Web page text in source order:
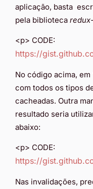
aplicação, basta
pela biblioteca
<p> CODE:
https://
No código acima, em
com todos os tipos
cacheadas. Outra
resultado seria
abaixo:
<p> CODE:
https://
Nas invalidações,